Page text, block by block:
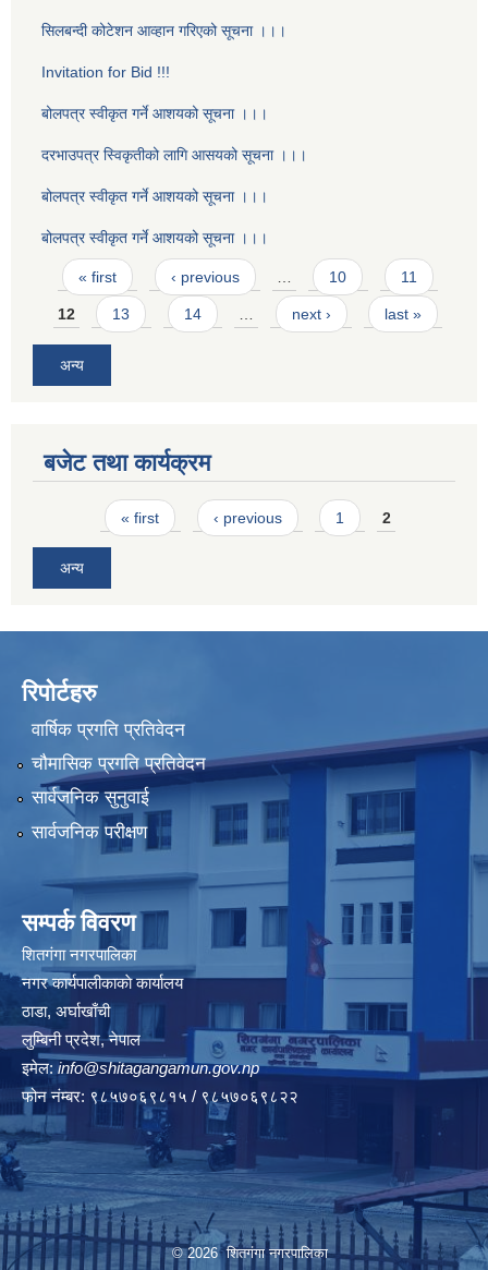
सिलबन्दी कोटेशन आव्हान गरिएको सूचना ।।।
Invitation for Bid !!!
बोलपत्र स्वीकृत गर्ने आशयको सूचना ।।।
दरभाउपत्र स्विकृतीको लागि आसयको सूचना ।।।
बोलपत्र स्वीकृत गर्ने आशयको सूचना ।।।
बोलपत्र स्वीकृत गर्ने आशयको सूचना ।।।
Pages
« first ‹ previous … 10 11
12 13 14 … next › last »
अन्य
बजेट तथा कार्यक्रम
Pages« first ‹ previous 1 2
अन्य
रिपोर्टहरु
वार्षिक प्रगति प्रतिवेदन
चौमासिक प्रगति प्रतिवेदन
सार्वजनिक सुनुवाई
सार्वजनिक परीक्षण
सम्पर्क विवरण
शितगंगा नगरपालिका
नगर कार्यपालीकाकाे कार्यालय
ठाडा, अर्घाखाँची
लुम्बिनी प्रदेश, नेपाल
इमेल: info@shitagangamun.gov.np
फोन नंम्बर: ९८५७०६९८१५ / ९८५७०६९८२२
© 2026 शितगंगा नगरपालिका